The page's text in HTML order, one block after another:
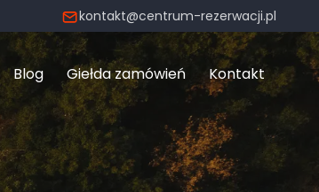
kontakt@centrum-rezerwacji.pl
Blog Giełda zamówień Kontakt